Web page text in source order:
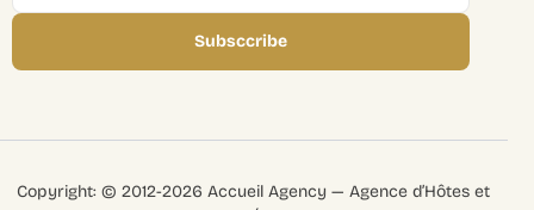
Subsccribe
Copyright: © 2012-2026 Accueil Agency — Agence d’Hôtes et